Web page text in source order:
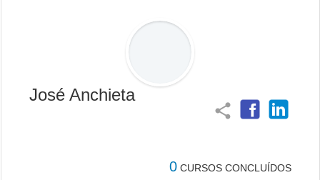
José Anchieta
share
0 CURSOS CONCLUÍDOS